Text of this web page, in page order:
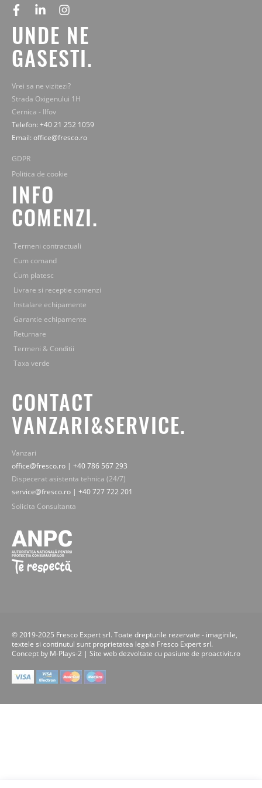
facebook
linkedininstagram
UNDE NE
GASESTI.
Vrei sa ne vizitezi?
Strada Oxigenului 1H
Cernica - Ilfov
Telefon: +40 21 252 1059
Email: office@fresco.ro
GDPR
Politica de cookie
INFO
COMENZI.
Termeni contractuali
Cum comand
Cum platesc
Livrare si receptie comenzi
Instalare echipamente
Garantie echipamente
Returnare
Termeni & Conditii
Taxa verde
CONTACT
VANZARI&SERVICE.
Vanzari
office@fresco.ro | +40 786 567 293
Dispecerat asistenta tehnica (24/7)
service@fresco.ro | +40 727 722 201
Solicita Consultanta
© 2019-2025 Fresco Expert srl. Toate drepturile rezervate - imaginile,
textele si continutul sunt proprietatea legala Fresco Expert srl.
Concept by M-Plays-2 | Site web dezvoltate cu pasiune de proactivit.ro